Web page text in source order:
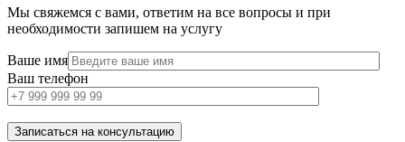
Мы свяжемся с вами, ответим на все вопросы и при
необходимости запишем на услугу
Ваше имя
Ваш телефон